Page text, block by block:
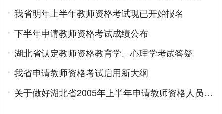
我省明年上半年教师资格考试现已开始报名
下半年申请教师资格考试成绩公布
湖北省认定教师资格教育学、心理学考试答疑
我省申请教师资格考试启用新大纲
关于做好湖北省2005年上半年申请教师资格人员教育学、心理学考试工作的通知